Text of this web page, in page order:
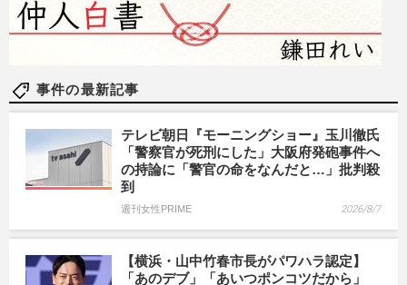
事件の最新記事
テレビ朝日『モーニングショー』玉川徹氏
「警察官が死刑にした」大阪府発砲事件へ
の持論に「警官の命をなんだと…」批判殺
到
週刊女性PRIME 2026/8/7
【横浜・山中竹春市長がパワハラ認定】
「あのデブ」「あいつポンコツだから」